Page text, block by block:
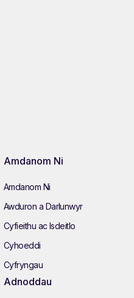
Amdanom Ni
Amdanom Ni
Awduron a Darlunwyr
Cyfieithu ac Isdeitlo
Cyhoeddi
Cyfryngau
Adnoddau